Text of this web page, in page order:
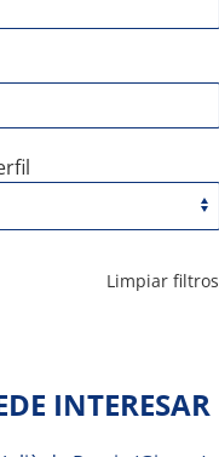
Limpiar filtros
INTERESAR